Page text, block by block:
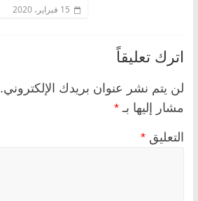
15 فبراير، 2020
اترك تعليقاً
لن يتم نشر عنوان بريدك الإلكتروني.
مشار إليها بـ *
التعليق *